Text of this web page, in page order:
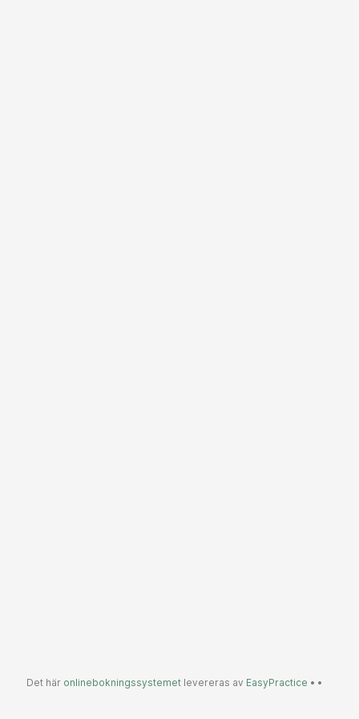
Det här onlinebokningssystemet levereras av EasyPractice • •